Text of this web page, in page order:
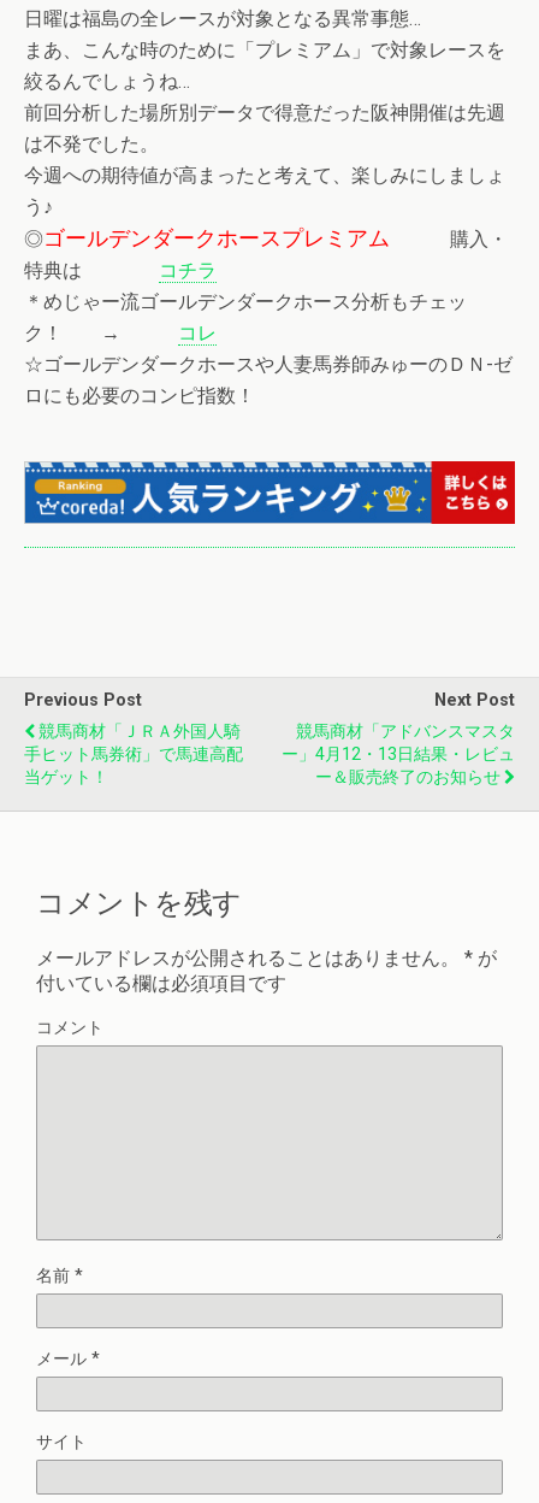
日曜は福島の全レースが対象となる異常事態…
まあ、こんな時のために「プレミアム」で対象レースを
絞るんでしょうね…
前回分析した場所別データで得意だった阪神開催は先週
は不発でした。
今週への期待値が高まったと考えて、楽しみにしましょ
う♪
◎ゴールデンダークホースプレミアム
購入・
特典は
コチラ
＊めじゃー流ゴールデンダークホース分析もチェッ
ク！ →
コレ
☆ゴールデンダークホースや人妻馬券師みゅーのＤＮ-ゼ
ロにも必要のコンピ指数！
Previous Post
競馬商材「ＪＲＡ外国人騎
手ヒット馬券術」で馬連高配
当ゲット！
Next Post
競馬商材「アドバンスマスタ
ー」4月12・13日結果・レビュ
ー＆販売終了のお知らせ
コメントを残す
メールアドレスが公開されることはありません。 * が
付いている欄は必須項目です
コメント
名前 *
メール *
サイト